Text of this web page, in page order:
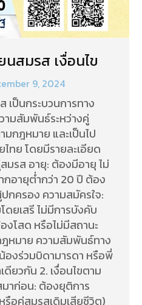
สมรส เงื่อนไข
9, 2024
เป็นกระบวนการทาง
ามสัมพันธ์ระหว่างคู่
กฎหมาย และเป็นไป
ทย โดยมีรายละเอียด
รส อายุ: ต้องมีอายุ ไม่
อายุต่ำกว่า 20 ปี ต้อง
กครอง ความสมัครใจ:
ยเสรี ไม่มีการบังคับ
โสด หรือไม่มีสถานะ
หมาย ความสัมพันธ์ทาง
องร่วมบิดามารดา หรือพี่
ยวกัน 2. เงื่อนไขตาม
าก่อน: ต้องยุติการ
รือคู่สมรสเดิมเสียชีวิต)